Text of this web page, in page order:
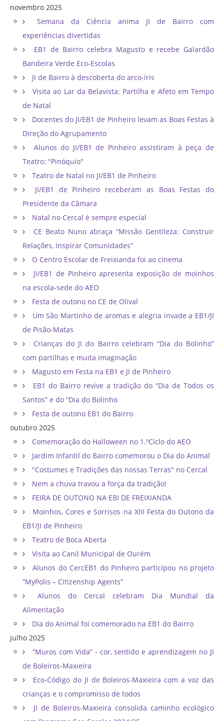
novembro 2025
Semana da Ciência anima JI de Bairro com
experiências divertidas
EB1 de Bairro celebra Magusto e recebe Galardão
Bandeira Verde Eco-Escolas
JI de Bairro à descoberta do arco-íris
Visita ao Lar da Belavista: Partilha e Afeto em Tempo
de Natal
Docentes do JI/EB1 de Pinheiro levam as Boas Festas à
Direção do Agrupamento
Alunos do JI/EB1 de Pinheiro assistiram à peça de
Teatro: "Pinóquio"
Teatro de Natal no JI/EB1 de Pinheiro
JI/EB1 de Pinheiro receberam as Boas Festas do
Presidente da Câmara
Natal no Cercal é sempre especial
CE Beato Nuno abraça “Missão Gentileza: Construir
Relações, Inspirar Comunidades”
O Centro Escolar de Freixianda foi ao cinema
JI/EB1 de Pinheiro apresenta exposição de moinhos
na escola-sede do AEO
Festa de outono no CE de Olival
Um São Martinho de aromas e alegria invade a EB1/JI
de Pisão-Matas
Crianças do JI do Bairro celebram “Dia do Bolinho”
com partilhas e muita imaginação
Magusto em Festa na EB1 e JI de Pinheiro
EB1 do Bairro revive a tradição do “Dia de Todos os
Santos” e do “Dia do Bolinho
Festa de outono EB1 do Bairro
outubro 2025
Comemoração do Halloween no 1.ºCiclo do AEO
Jardim Infantil do Bairro comemorou o Dia do Animal
"Costumes e Tradições das nossas Terras" no Cercal
Nem a chuva travou a força da tradição!
FEIRA DE OUTONO NA EBI DE FREIXIANDA
Moinhos, Cores e Sorrisos na XIII Festa do Outono da
EB1/JI de Pinheiro
Teatro de Boca Aberta
Visita ao Canil Municipal de Ourém
Alunos do CercEB1 do Pinheiro participou no projeto
“MyPolis – Citizenship Agents”
Alunos do Cercal celebram Dia Mundial da
Alimentação
Dia do Animal foi comemorado na EB1 do Bairro
julho 2025
“Muros com Vida” - cor, sentido e aprendizagem no JI
de Boleiros-Maxieira
Eco-Código do JI de Boleiros-Maxieira com a voz das
crianças e o compromisso de todos
JI de Boleiros-Maxieira consolida caminho ecológico